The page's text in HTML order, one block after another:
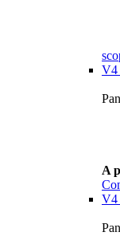
V4
A
V4